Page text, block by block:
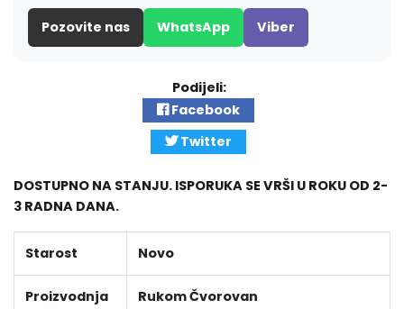
Pozovite nas WhatsApp Viber
Podijeli:
Facebook
Twitter
DOSTUPNO NA STANJU. ISPORUKA SE VRŠI U ROKU OD 2-
3 RADNA DANA.
Starost Novo
Proizvodnja Rukom Čvorovan